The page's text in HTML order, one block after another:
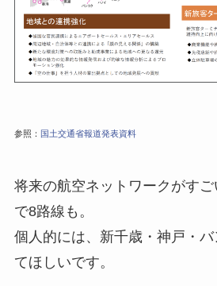
参照： 国土交通省報道発表資料
将来の航空ネットワークがす
で8路線も。
個人的には、新千歳・神戸・
てほしいです。